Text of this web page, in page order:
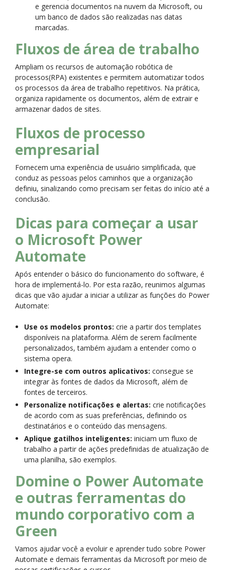
e gerencia documentos na nuvem da Microsoft, ou
um banco de dados são realizadas nas datas
marcadas.
Fluxos de área de trabalho
Ampliam os recursos de automação robótica de
processos(RPA) existentes e permitem automatizar todos
os processos da área de trabalho repetitivos. Na prática,
organiza rapidamente os documentos, além de extrair e
armazenar dados de sites.
Fluxos de processo
empresarial
Fornecem uma experiência de usuário simplificada, que
conduz as pessoas pelos caminhos que a organização
definiu, sinalizando como precisam ser feitas do início até a
conclusão.
Dicas para começar a usar
o Microsoft Power
Automate
Após entender o básico do funcionamento do software, é
hora de implementá-lo. Por esta razão, reunimos algumas
dicas que vão ajudar a iniciar a utilizar as funções do Power
Automate:
Use os modelos prontos: crie a partir dos templates
disponíveis na plataforma. Além de serem facilmente
personalizados, também ajudam a entender como o
sistema opera.
Integre-se com outros aplicativos: consegue se
integrar às fontes de dados da Microsoft, além de
fontes de terceiros.
Personalize notificações e alertas: crie notificações
de acordo com as suas preferências, definindo os
destinatários e o conteúdo das mensagens.
Aplique gatilhos inteligentes: iniciam um fluxo de
trabalho a partir de ações predefinidas de atualização de
uma planilha, são exemplos.
Domine o Power Automate
e outras ferramentas do
mundo corporativo com a
Green
Vamos ajudar você a evoluir e aprender tudo sobre Power
Automate e demais ferramentas da Microsoft por meio de